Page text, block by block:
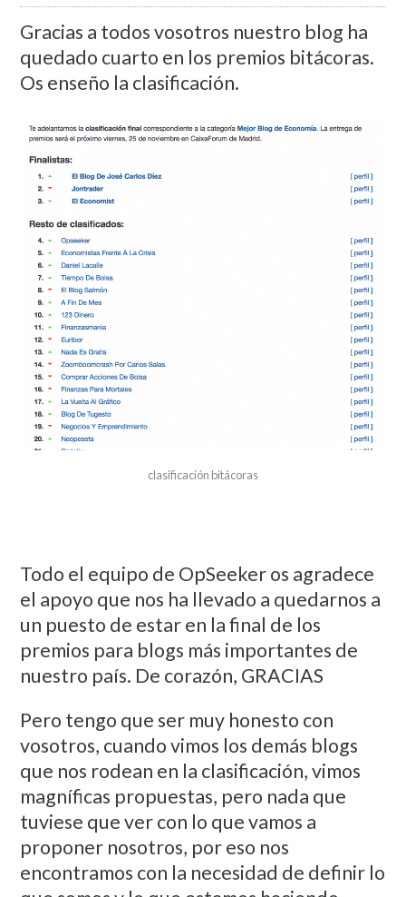
Gracias a todos vosotros nuestro blog ha
quedado cuarto en los premios bitácoras.
Os enseño la clasificación.
clasificación bitácoras
Todo el equipo de OpSeeker os agradece
el apoyo que nos ha llevado a quedarnos a
un puesto de estar en la final de los
premios para blogs más importantes de
nuestro país. De corazón, GRACIAS
Pero tengo que ser muy honesto con
vosotros, cuando vimos los demás blogs
que nos rodean en la clasificación, vimos
magníficas propuestas, pero nada que
tuviese que ver con lo que vamos a
proponer nosotros, por eso nos
encontramos con la necesidad de definir lo